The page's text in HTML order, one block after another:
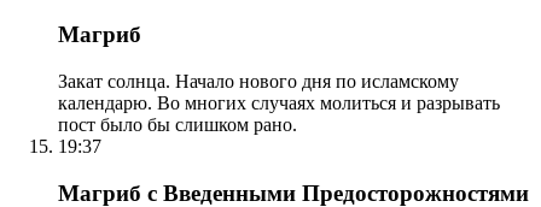
Магриб
Закат солнца. Начало нового дня по исламскому
календарю. Во многих случаях молиться и разрывать
пост было бы слишком рано.
19:37
Магриб с Введенными Предосторожностями